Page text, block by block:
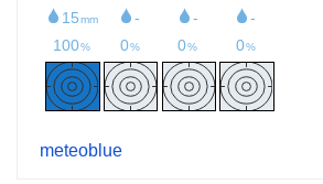
meteoblue